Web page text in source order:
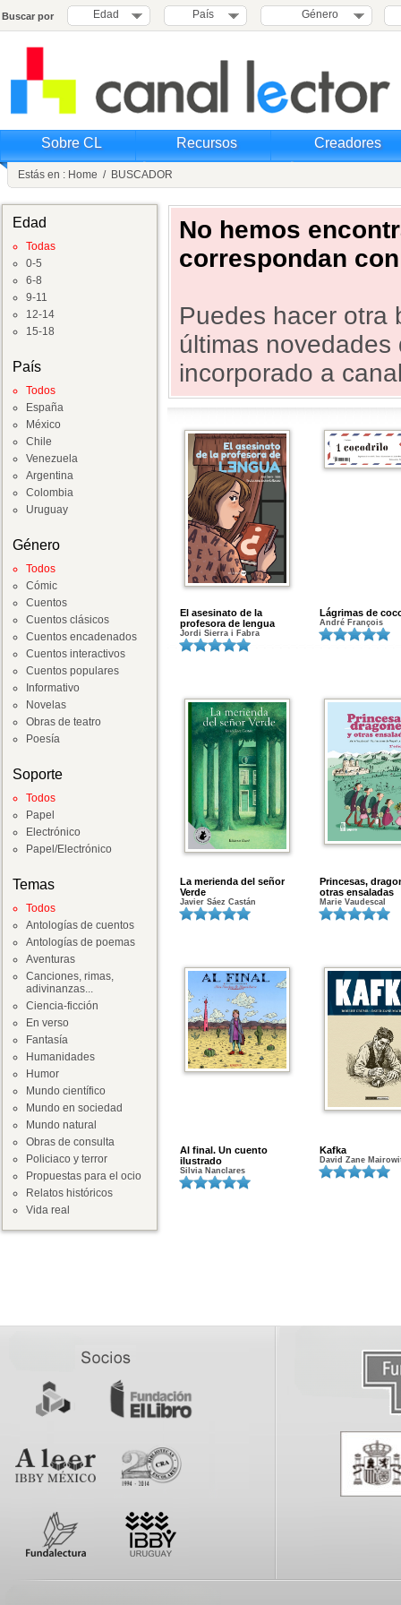
Buscar por Edad País Género
Sobre CL Recursos Creadores
Estás en : Home / BUSCADOR
Edad
Todas
0-5
6-8
9-11
12-14
15-18
País
Todos
España
México
Chile
Venezuela
Argentina
Colombia
Uruguay
Género
Todos
Cómic
Cuentos
Cuentos clásicos
Cuentos encadenados
Cuentos interactivos
Cuentos populares
Informativo
Novelas
Obras de teatro
Poesía
Soporte
Todos
Papel
Electrónico
Papel/Electrónico
Temas
Todos
Antologías de cuentos
Antologías de poemas
Aventuras
Canciones, rimas,
adivinanzas...
Ciencia-ficción
En verso
Fantasía
Humanidades
Humor
Mundo científico
Mundo en sociedad
Mundo natural
Obras de consulta
Policiaco y terror
Propuestas para el ocio
Relatos históricos
Vida real
No hemos
correspondan
Puedes hacer otra
últimas
incorporado a
El asesinato de la
profesora de lengua
Jordi Sierra i Fabra
Lágrimas de
André François
La merienda del señor
Verde
Javier Sáez Castán
Princesas,
otras ensaladas
Marie Vaudescal
Al final. Un cuento
ilustrado
Silvia Nanclares
Kafka
David Zane